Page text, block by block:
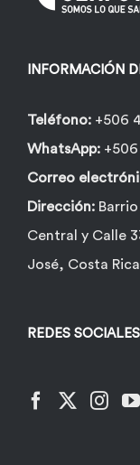
INFORMACIÓN
Teléfono: +506
WhatsApp:
Correo
Dirección:
Central y Calle
José, Costa
REDES SOCIALES